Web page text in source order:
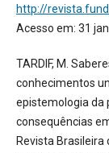
http://
Acesso em: 31
TARDIF, M.
conhecimentos
epistemologia da
consequências
Revista Brasileira